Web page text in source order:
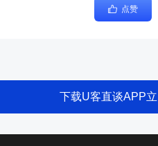
点赞
下载U客直谈APP